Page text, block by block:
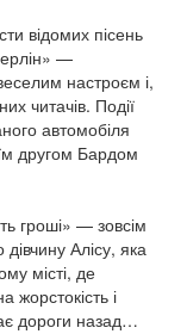
відомих пісень
—
настроєм і,
читачів. Події
автомобіля
другом Бардом
гроші» — зовсім
Алісу, яка
місті, де
і
дороги назад…